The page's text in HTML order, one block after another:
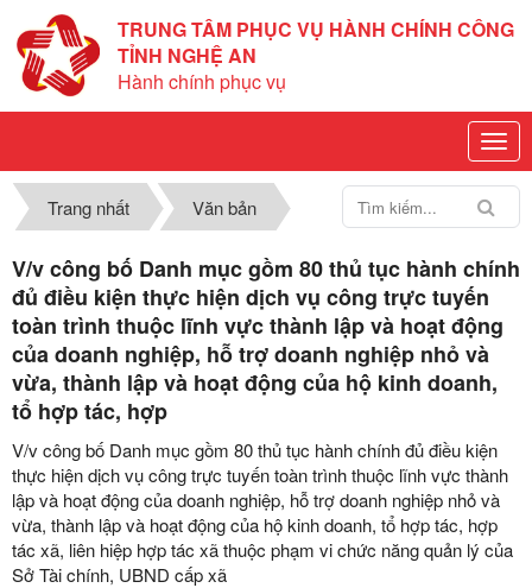
TRUNG TÂM PHỤC VỤ HÀNH CHÍNH CÔNG
TỈNH NGHỆ AN
Hành chính phục vụ
Trang nhất Văn bản
V/v công bố Danh mục gồm 80 thủ tục hành chính
đủ điều kiện thực hiện dịch vụ công trực tuyến
toàn trình thuộc lĩnh vực thành lập và hoạt động
của doanh nghiệp, hỗ trợ doanh nghiệp nhỏ và
vừa, thành lập và hoạt động của hộ kinh doanh,
tổ hợp tác, hợp
V/v công bố Danh mục gồm 80 thủ tục hành chính đủ điều kiện
thực hiện dịch vụ công trực tuyến toàn trình thuộc lĩnh vực thành
lập và hoạt động của doanh nghiệp, hỗ trợ doanh nghiệp nhỏ và
vừa, thành lập và hoạt động của hộ kinh doanh, tổ hợp tác, hợp
tác xã, liên hiệp hợp tác xã thuộc phạm vi chức năng quản lý của
Sở Tài chính, UBND cấp xã